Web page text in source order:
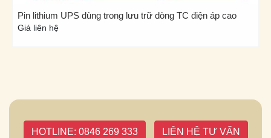
Pin lithium UPS dùng trong lưu trữ dòng TC điện áp cao
Giá liên hệ
HOTLINE: 0846 269 333 LIÊN HỆ TƯ VẤN